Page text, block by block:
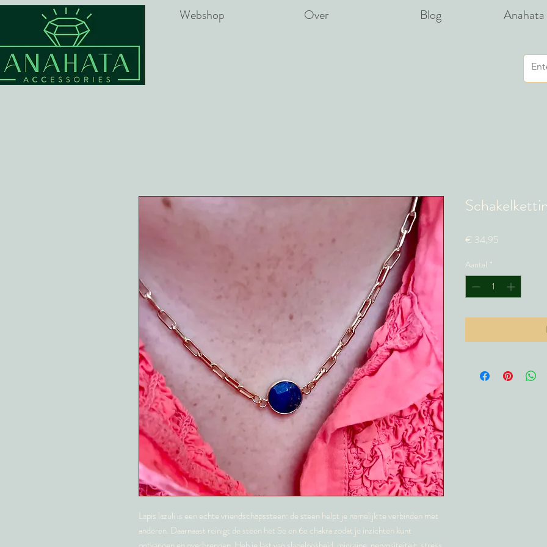
Webshop Over Blog Anahata
Lapis lazuli is een echte vriendschapssteen: de steen helpt je namelijk te verbinden met
anderen. Daarnaast reinigt de steen het 5e en 6e chakra zodat je inzichten kunt
€ 34,95
Aantal *